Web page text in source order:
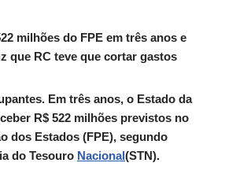
Em três anos, o Estado da
R$ 522 milhões previstos no
dos Estados (FPE), segundo
do Tesouro Nacional(STN).